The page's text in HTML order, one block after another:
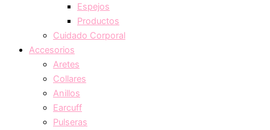
Espejos
Productos
Cuidado Corporal
Accesorios
Aretes
Collares
Anillos
Earcuff
Pulseras